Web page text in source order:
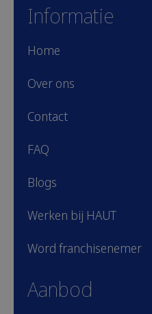
Informatie
Home
Over ons
Contact
FAQ
Blogs
Werken bij HAUT
Word franchisenemer
Aanbod